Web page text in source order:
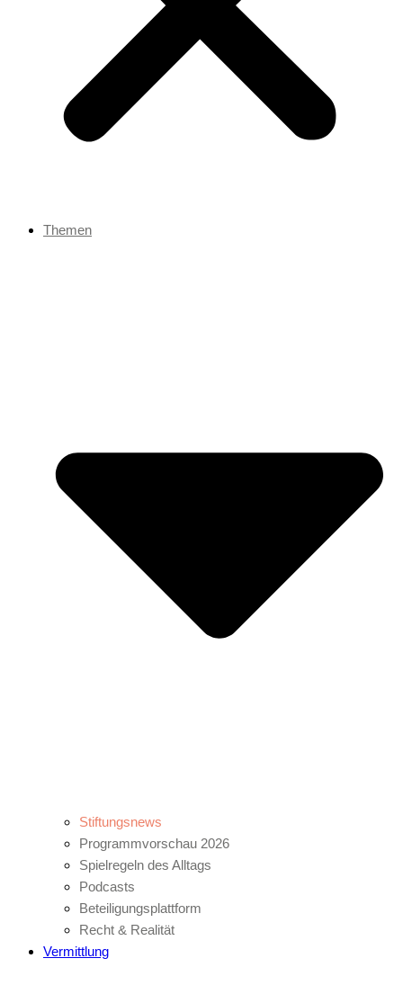
Themen
Stiftungsnews
Programmvorschau 2026
Spielregeln des Alltags
Podcasts
Beteiligungsplattform
Recht & Realität
Vermittlung